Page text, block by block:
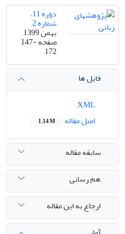
دوره 11،
شماره 2
بهمن 1399
صفحه147-
172
فایل ها
اصل مقاله
1.14 M
سابقه مقاله
هم رسانی
ارجاع به این مقاله